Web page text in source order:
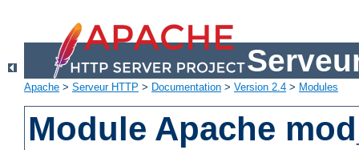
Apache > Serveur HTTP > Documentation > Version 2.4 > Modules
Module Apache